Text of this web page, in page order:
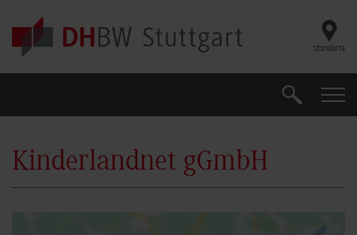
Skip to main content
Standorte
Suche
Kinderlandnet gGmbH